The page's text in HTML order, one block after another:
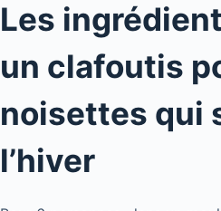
Les
un clafoutis
noisettes qui
l’hiver